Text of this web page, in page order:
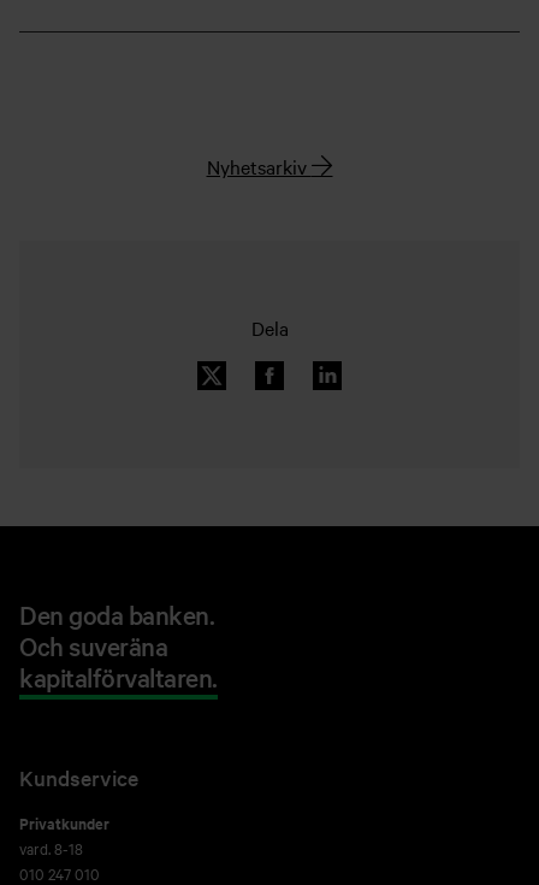
Nyhetsarkiv
Dela
Den goda banken.
Och suveräna
kapitalförvaltaren.
Kundservice
Privatkunder
vard. 8-18
010 247 010